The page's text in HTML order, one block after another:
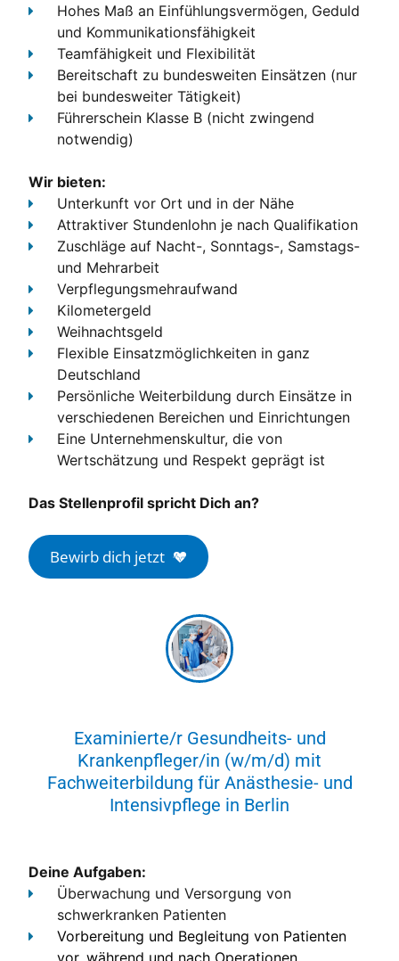
Hohes Maß an Einfühlungsvermögen, Geduld
und Kommunikationsfähigkeit
Teamfähigkeit und Flexibilität
Bereitschaft zu bundesweiten Einsätzen (nur
bei bundesweiter Tätigkeit)
Führerschein Klasse B (nicht zwingend
notwendig)
Wir bieten:
Unterkunft vor Ort und in der Nähe
Attraktiver Stundenlohn je nach Qualifikation
Zuschläge auf Nacht-, Sonntags-, Samstags-
und Mehrarbeit
Verpflegungsmehraufwand
Kilometergeld
Weihnachtsgeld
Flexible Einsatzmöglichkeiten in ganz
Deutschland
Persönliche Weiterbildung durch Einsätze in
verschiedenen Bereichen und Einrichtungen
Eine Unternehmenskultur, die von
Wertschätzung und Respekt geprägt ist
Das Stellenprofil spricht Dich an?
Bewirb dich jetzt
Examinierte/r Gesundheits- und
Krankenpfleger/in (w/m/d) mit
Fachweiterbildung für Anästhesie- und
Intensivpflege in Berlin
Deine Aufgaben:
Überwachung und Versorgung von
schwerkranken Patienten
Vorbereitung und Begleitung von Patienten